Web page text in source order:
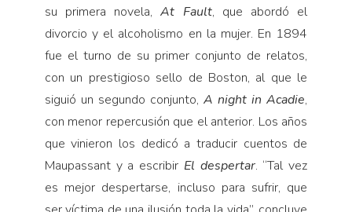
su primera novela,At Fault, que abordó el
divorcio y el alcoholismo en la mujer. En 1894
fue el turno de su primer conjunto de relatos,
con un prestigioso sello de Boston, al que le
siguió un segundo conjunto,A night in Acadie,
con menor repercusión que el anterior. Los años
que vinieron los dedicó a traducir cuentos de
Maupassant y a escribir El despertar. “Tal vez
es mejor despertarse, incluso para sufrir, que